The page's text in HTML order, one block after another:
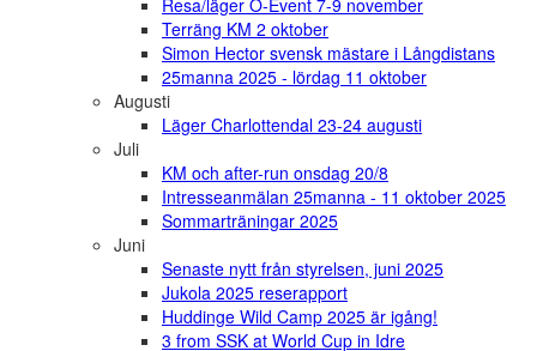
Resa/läger O-Event 7-9 november
Terräng KM 2 oktober
Simon Hector svensk mästare i Långdistans
25manna 2025 - lördag 11 oktober
Augusti
Läger Charlottendal 23-24 augusti
Juli
KM och after-run onsdag 20/8
Intresseanmälan 25manna - 11 oktober 2025
Sommarträningar 2025
Juni
Senaste nytt från styrelsen, juni 2025
Jukola 2025 reserapport
Huddinge Wild Camp 2025 är igång!
3 from SSK at World Cup in Idre